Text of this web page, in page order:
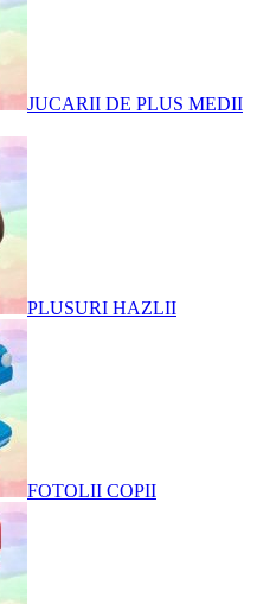
JUCARII DE PLUS MEDII
PLUSURI HAZLII
FOTOLII COPII